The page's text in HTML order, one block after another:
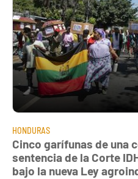
HONDURAS
Cinco garífunas de una
sentencia de la Corte
bajo la nueva Ley